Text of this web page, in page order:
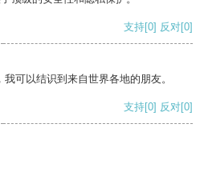
支持[0] 反对[0]
可以结识到来自世界各地的朋友。
支持[0] 反对[0]